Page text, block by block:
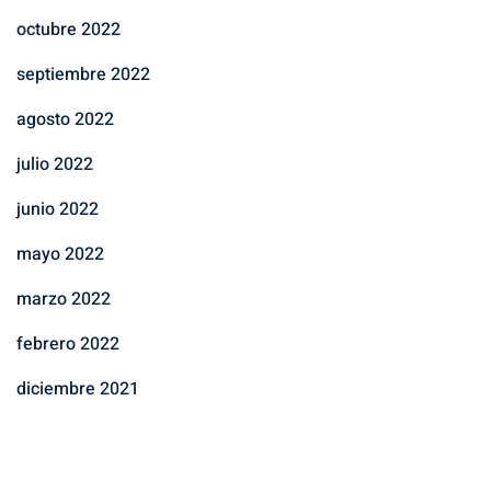
octubre 2022
septiembre 2022
agosto 2022
julio 2022
junio 2022
mayo 2022
marzo 2022
febrero 2022
diciembre 2021